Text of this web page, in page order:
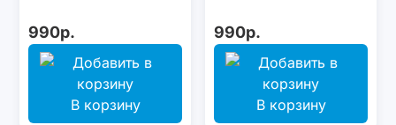
990р.
В корзину
990р.
В корзину